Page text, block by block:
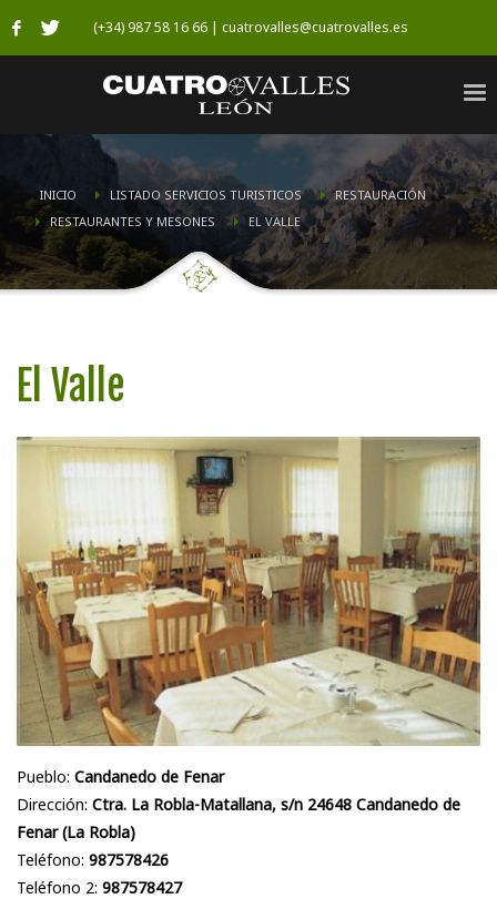
(+34) 987 58 16 66 | cuatrovalles@cuatrovalles.es
INICIO LISTADO SERVICIOS TURISTICOS
RESTAURACIÓN
RESTAURANTES Y MESONES
EL VALLE
El Valle
Pueblo: Candanedo de Fenar
Dirección: Ctra. La Robla-Matallana, s/n 24648 Candanedo de
Fenar (La Robla)
Teléfono: 987578426
Teléfono 2: 987578427